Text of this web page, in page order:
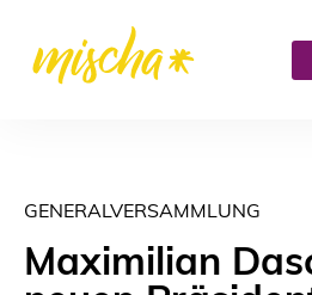
GENERALVERSAMMLUNG
Maximilian